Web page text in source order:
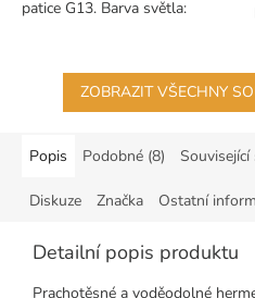
patice G13. Barva světla:
Jednostranné...
ZOBRAZIT VŠECHNY
Popis Podobné (8)
Diskuze Značka Ostatní
Detailní popis produktu
Prachotěsné a voděodolné